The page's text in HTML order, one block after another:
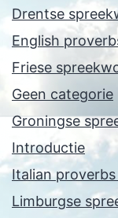
Drentse
English
Friese
Geen categorie
Groningse
Introductie
Italian
Limburgse